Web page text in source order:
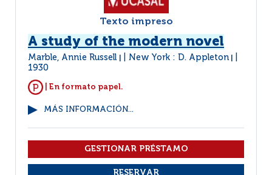
Texto impreso
A study of the modern novel
Marble, Annie Russell New York : D. Appleton
1930
| En formato papel.
MÁS INFORMACIÓN...